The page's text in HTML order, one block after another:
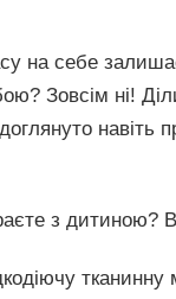
на себе
Зовсім ні!
навіть
з
тканинну